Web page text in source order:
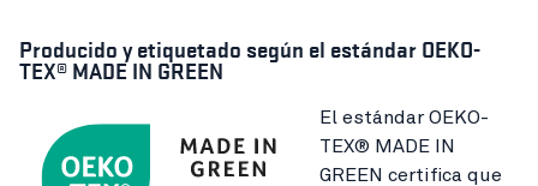
Producido y etiquetado según el estándar OEKO-
TEX® MADE IN GREEN
El estándar OEKO-
TEX® MADE IN
GREEN certifica que